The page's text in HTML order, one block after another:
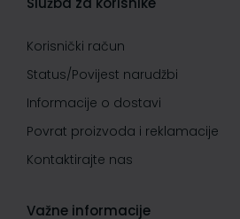
Korisnički račun
Status/Povijest narudžbi
Informacije o dostavi
Povrat proizvoda i reklamacije
Kontaktirajte nas
Važne informacije